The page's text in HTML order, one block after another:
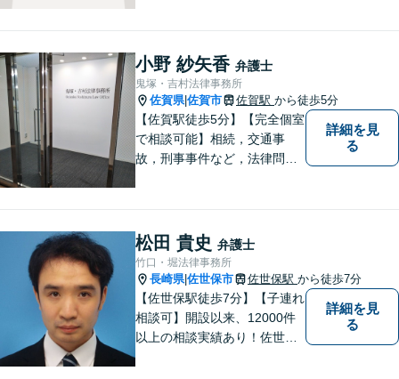
添い、適切な解決へと導きま
す。まずはお気軽にご相談く
ださい。【初回面談無料】
小野 紗矢香 弁護士
鬼塚・吉村法律事務所
佐賀県|佐賀市 佐賀駅 から徒歩5分
【佐賀駅徒歩5分】【完全個室
で相談可能】相続，交通事
故，刑事事件など，法律問題
お持ち帰りいただけるよう，
全力を尽くします。
詳細を見
る
松田 貴史 弁護士
竹口・堀法律事務所
長崎県|佐世保市 佐世保駅 から徒歩7分
【佐世保駅徒歩7分】【子連れ
相談可】開設以来、12000件
以上の相談実績あり！佐世保
詳細を見
る